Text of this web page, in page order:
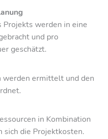
werden in eine
und pro
geschätzt.
werden ermittelt und den
in Kombination
sich die Projektkosten.